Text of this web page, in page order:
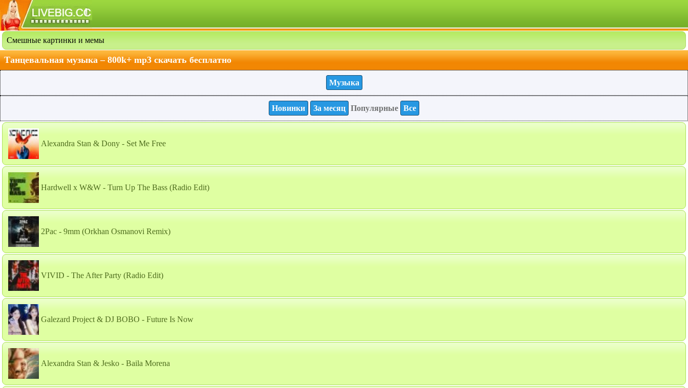
Смешные картинки и мемы
Танцевальная музыка – 800k+ mp3 скачать бесплатно
Музыка
Новинки За месяц Популярные Все
Alexandra Stan & Dony - Set Me Free
Hardwell x W&W - Turn Up The Bass (Radio Edit)
2Pac - 9mm (Orkhan Osmanovi Remix)
VIVID - The After Party (Radio Edit)
Galezard Project & DJ BOBO - Future Is Now
Alexandra Stan & Jesko - Baila Morena